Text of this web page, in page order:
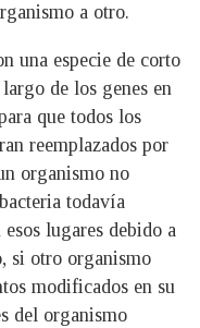
a otro.
una especie de corto
de los genes en
que todos los
reemplazados por
organismo no
todavía
lugares debido a
si otro organismo
modificados en su
del organismo